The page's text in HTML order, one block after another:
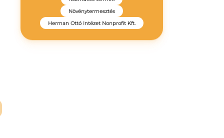
Növénytermesztés
Herman Ottó Intézet Nonprofit Kft.